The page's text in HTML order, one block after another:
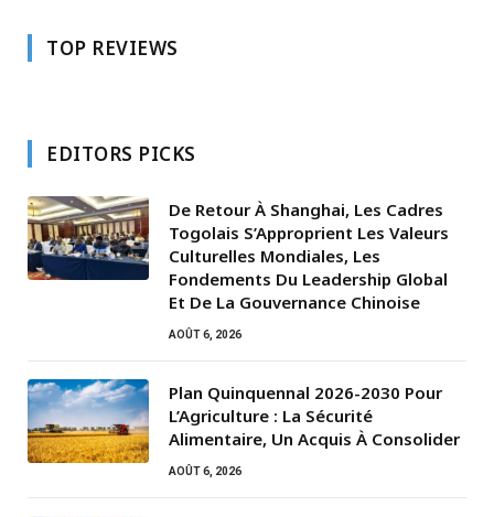
TOP REVIEWS
EDITORS PICKS
De Retour À Shanghai, Les Cadres
Togolais S’Approprient Les Valeurs
Culturelles Mondiales, Les
Fondements Du Leadership Global
Et De La Gouvernance Chinoise
AOÛT 6, 2026
Plan Quinquennal 2026-2030 Pour
L’Agriculture : La Sécurité
Alimentaire, Un Acquis À Consolider
AOÛT 6, 2026